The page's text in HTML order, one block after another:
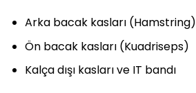
Arka bacak kasları (Hamstring)
Ön bacak kasları (Kuadriseps)
Kalça dışı kasları ve IT bandı